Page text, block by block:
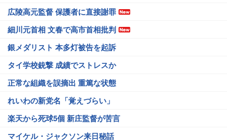
広陵高元監督 保護者に直接謝罪
細川元首相 文春で高市首相批判
銀メダリスト 本多灯被告を起訴
タイ学校銃撃 成績でストレスか
正常な組織を誤摘出 重篤な状態
れいわの新党名「覚えづらい」
楽天から死球5個 新庄監督が苦言
マイケル・ジャクソン来日秘話